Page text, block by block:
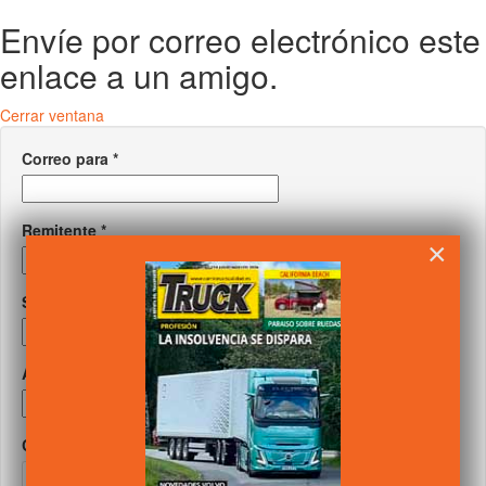
Envíe por correo electrónico este
enlace a un amigo.
Cerrar ventana
Correo para *
Remitente*
Su correo
Asunto
Captcha
×